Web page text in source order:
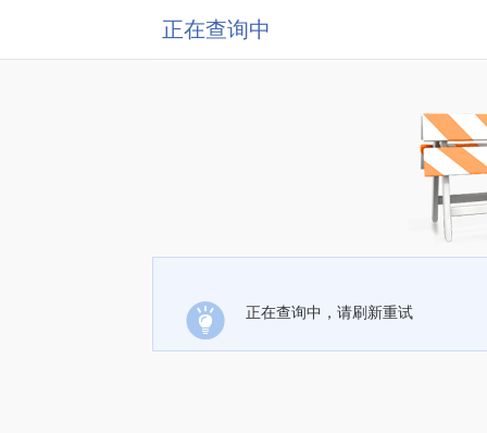
正在查询中
正在查询中，请刷新重试